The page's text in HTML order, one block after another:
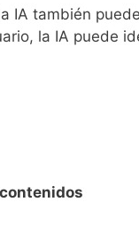
IA también
la IA puede